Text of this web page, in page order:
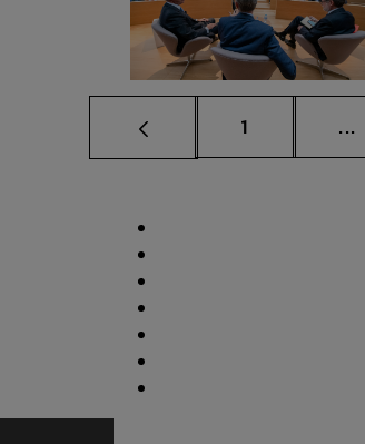
Página
1 ...